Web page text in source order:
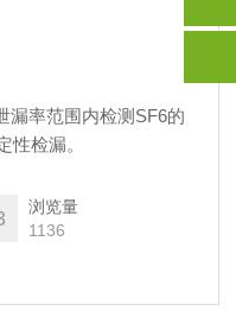
漏率范围内检测SF6的
检漏。
浏览量
1136